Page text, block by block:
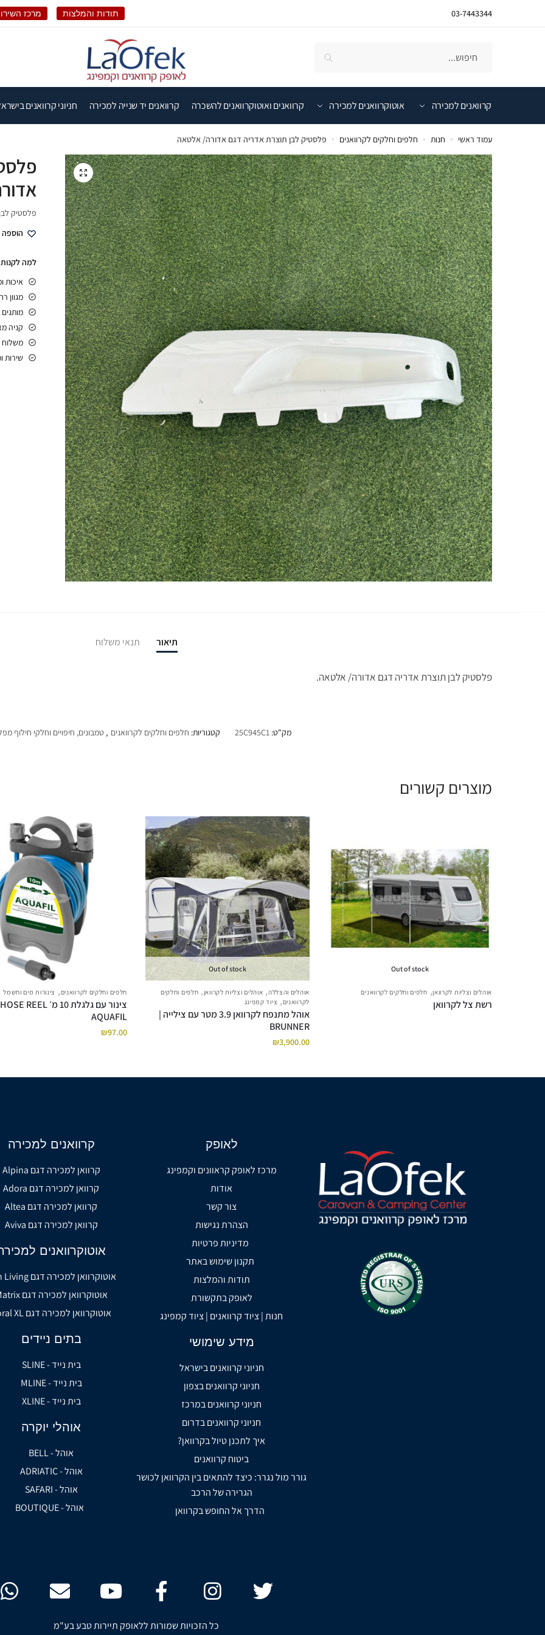
03-7443344 תודות והמלצות מרכז
קרוואנים למכירה אוטוקרוואנים למכירה קרוואנים ואוטוקרוואנים להשכרה קרוואנים יד שנייה למכירה חניוני קרוואנים
עמוד ראשי » חנות » חלפים וחלקים לקרוואנים » ‏פלסטיק לבן תוצרת אדריה דגם אדורה/ אלטאה
🔍
‏פלסטיק
למה
איכות
מגוון
מותגים
קניה
משלוח
שירות
תיאור תנאי משלוח
‏פלסטיק לבן תוצרת אדריה דגם אדורה/ אלטאה.
מק"ט:25C945C1 קטגוריות: חלפים וחלקים לקרוואנים , טמבונים, חיפויים וחלקי חילוף
מוצרים קשורים
Out of stock
אוהלים וצליות לקרוואן, חלפים וחלקים לקרוואנים
רשת צל לקרוואן
Out of stock
אוהלים והצללה, אוהלים וצליות לקרוואן, חלפים וחלקים
לקרוואנים, ציוד קמפינג
אוהל מתנפח לקרוואן 3.9 מטר עם צילייה |
BRUNNER
₪3,900.00
חלפים וחלקים לקרוואנים, צינורות מים וחשמל
צינור עם גלגלת 10 מ׳ HOSE REEL
AQUAFIL
₪97.00
לאופק
מרכז לאופק קראוונים וקמפינג
אודות
צור קשר
הצהרת נגישות
מדיניות פרטיות
תקנון שימוש באתר
תודות והמלצות
לאופק בתקשורת
חנות | ציוד קרוואנים | ציוד קמפינג
מידע שימושי
חניוני קרוואנים בישראל
חניוני קרוואנים בצפון
חניוני קרוואנים במרכז
חניוני קרוואנים בדרום
איך לתכנן טיול בקרוואן?
ביטוח קרוואנים
גורר מול נגרר: כיצד להתאים בין הקרוואן לכושר
הגרירה של הרכב
הדרך אל החופש בקרוואן
קרוואנים למכירה
קרוואן למכירה דגם Alpina
קרוואן למכירה דגם Adora
קרוואן למכירה דגם Altea
קרוואן למכירה דגם Aviva
אוטוקרוואנים
אוטוקרוואן למכירה דגם Sun Living
אוטוקרוואן למכירה דגם Matrix
אוטוקרוואן למכירה דגם Coral XL
בתים ניידים
בית נייד - SLINE
בית נייד - MLINE
בית נייד - XLINE
אוהלי יוקרה
אוהל - BELL
אוהל - ADRIATIC
אוהל - SAFARI
אוהל - BOUTIQUE
כל הזכויות שמורות ללאופק תיירות טבע בע"מ